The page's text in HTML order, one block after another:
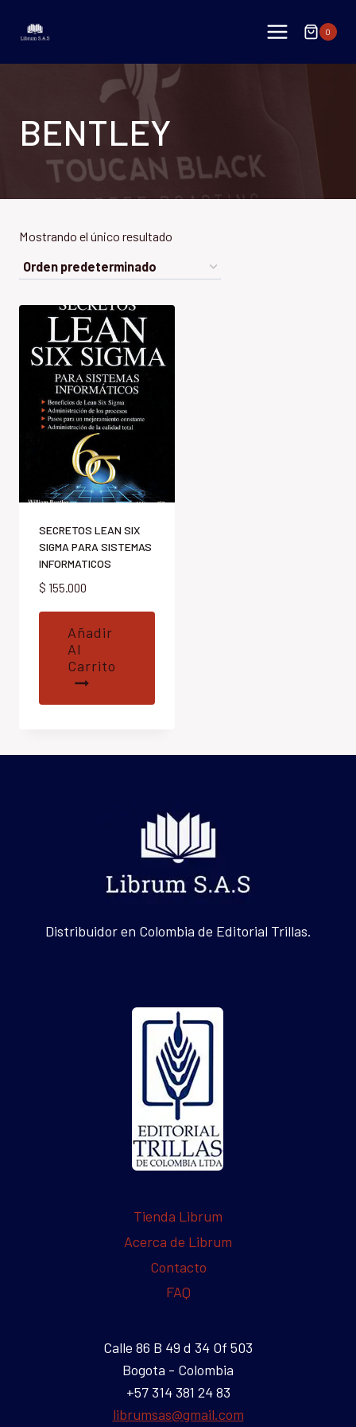
0
BENTLEY
Mostrando el único resultado
SECRETOS LEAN SIX
SIGMA PARA SISTEMAS
INFORMATICOS
$ 155.000
Añadir
Al
Carrito
Distribuidor en Colombia de Editorial Trillas.
Tienda Librum
Acerca de Librum
Contacto
FAQ
Calle 86 B 49 d 34 Of 503
Bogota - Colombia
+57 314 381 24 83
librumsas@gmail.com